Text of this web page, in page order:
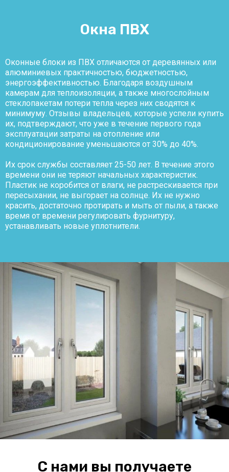
Окна ПВХ
Оконные блоки из ПВХ отличаются от деревянных или
алюминиевых практичностью, бюджетностью,
энергоэффективностью. Благодаря воздушным
камерам для теплоизоляции, а также многослойным
стеклопакетам потери тепла через них сводятся к
минимуму. Отзывы владельцев, которые успели купить
их, подтверждают, что уже в течение первого года
эксплуатации затраты на отопление или
кондиционирование уменьшаются от 30% до 40%.
Их срок службы составляет 25-50 лет. В течение этого
времени они не теряют начальных характеристик.
Пластик не коробится от влаги, не растрескивается при
пересыхании, не выгорает на солнце. Их не нужно
красить, достаточно протирать и мыть от пыли, а также
время от времени регулировать фурнитуру,
устанавливать новые уплотнители.
С нами вы получаете